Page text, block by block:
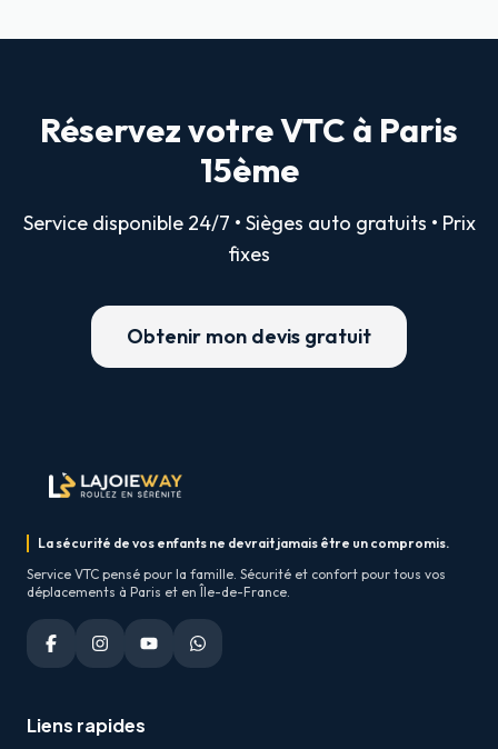
Réservez votre VTC à Paris
15ème
Service disponible 24/7 • Sièges auto gratuits • Prix
fixes
Obtenir mon devis gratuit
La sécurité de vos enfants ne devrait jamais être un compromis.
Service VTC pensé pour la famille. Sécurité et confort pour tous vos
déplacements à Paris et en Île-de-France.
Liens rapides